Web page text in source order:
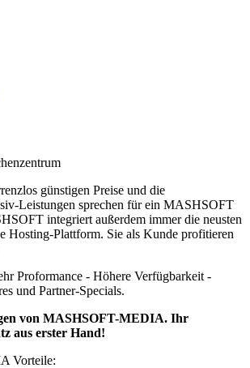
günstigen Preise und die
Leistungen sprechen für ein MASHSOFT
integriert außerdem immer die neusten
Hosting-Plattform. Sie als Kunde profitieren
Proformance - Höhere Verfügbarkeit -
und Partner-Specials.
von MASHSOFT-MEDIA. Ihr
aus erster Hand!
Vorteile: